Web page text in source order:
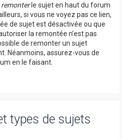
remonterle sujet en haut du forum
si vous ne voyez pas ce lien,
de sujet est désactivée ou que
la remontée n’est pas
de remonter un sujet
Néanmoins, assurez-vous de
en le faisant.
types de sujets